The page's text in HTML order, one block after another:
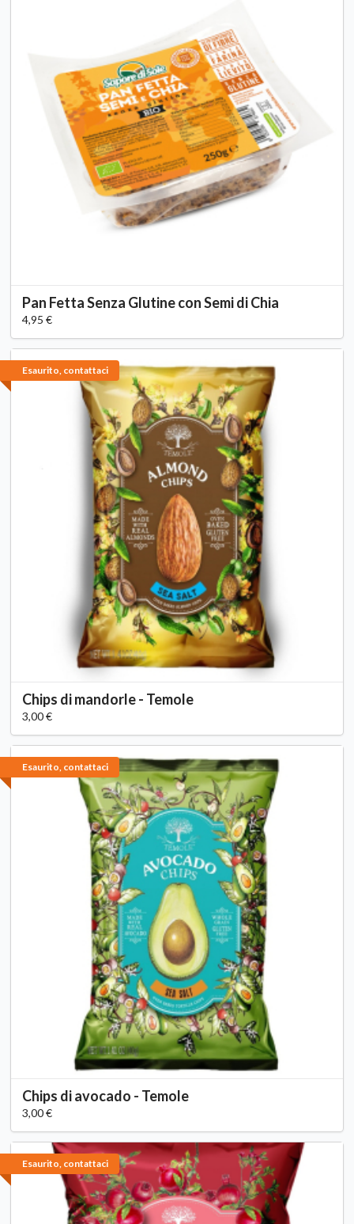
Pan Fetta Senza Glutine con Semi di Chia
4,95 €
Esaurito, contattaci
Chips di mandorle - Temole
3,00 €
Esaurito, contattaci
Chips di avocado - Temole
3,00 €
Esaurito, contattaci